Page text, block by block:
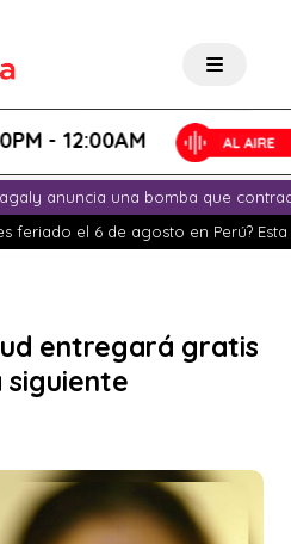
- 12:00AM
anuncia una bomba que
feriado el 6 de agosto en Perú?
entregará gratis
siguiente